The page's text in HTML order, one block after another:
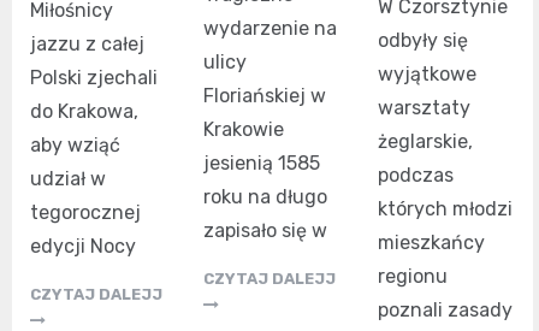
Miłośnicy
jazzu z całej
Polski zjechali
do Krakowa,
aby wziąć
udział w
tegorocznej
edycji Nocy
CZYTAJ DALEJJ
wydarzenie na
ulicy
Floriańskiej w
Krakowie
jesienią 1585
roku na długo
zapisało się w
CZYTAJ DALEJJ
W Czorsztynie
odbyły się
wyjątkowe
warsztaty
żeglarskie,
podczas
których młodzi
mieszkańcy
regionu
poznali zasady